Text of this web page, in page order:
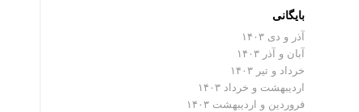
بایگانی
آذر و دی ۱۴۰۳
آبان و آذر ۱۴۰۳
خرداد و تیر ۱۴۰۳
اردیبهشت و خرداد ۱۴۰۳
فروردین و اردیبهشت ۱۴۰۳